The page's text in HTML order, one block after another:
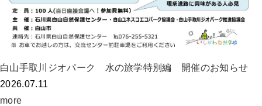
白山手取川ジオパーク 水の旅学特別編 開催のお知らせ
2026.07.11
more